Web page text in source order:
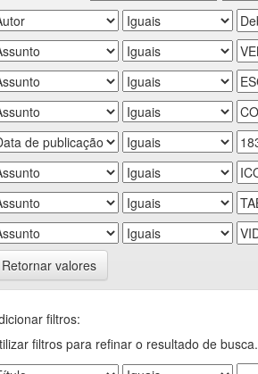
Retornar valores
filtros:
filtros para refinar o resultado de busca.